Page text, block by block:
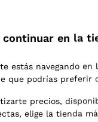
Biondi Santi
Argiolas
Zenato
Ca' dei Frati
lee nuestraPolítica de
continuar en la
estás navegando en
que podrías preferir
precios,
elige la tienda